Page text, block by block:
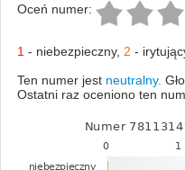
Oceń numer:
1 - niebezpieczny, 2 -
Ten numer jest neutralny.
Ostatni raz oceniono ten